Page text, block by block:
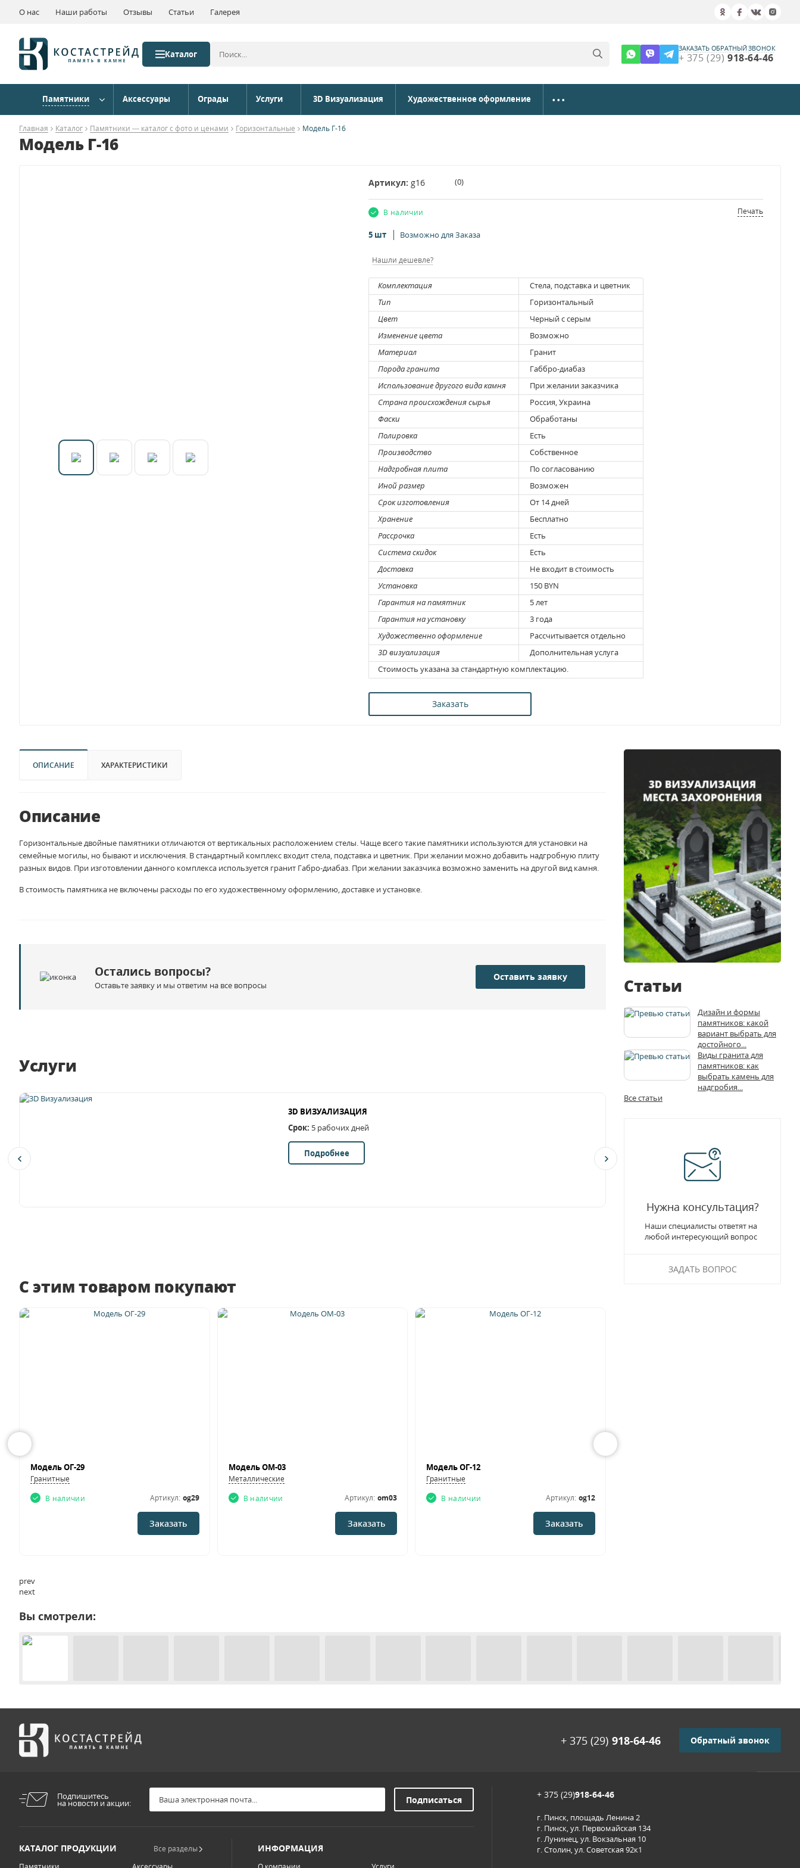
О нас Наши работы Отзывы Статьи Галерея
Каталог
ЗАКАЗАТЬ ОБРАТНЫЙ ЗВОНОК
+ 375 (29) 918-64-46
Памятники Аксессуары Ограды Услуги 3D Визуализация Художественное оформление • • •
Главная Каталог Памятники — каталог с фото и ценами Горизонтальные Модель Г-16
Модель Г-16
Артикул: g16 (0)
Печать
В наличии
5 шт Возможно для Заказа
Нашли дешевле?
Комплектация
Стела, подставка и цветник
Тип
Горизонтальный
Цвет
Черный с серым
Изменение цвета
Возможно
Материал
Гранит
Порода гранита
Габбро-диабаз
Использование другого вида камня
При желании заказчика
Страна происхождения сырья
Россия, Украина
Фаски
Обработаны
Полировка
Есть
Производство
Собственное
Надгробная плита
По согласованию
Иной размер
Возможен
Срок изготовления
От 14 дней
Хранение
Бесплатно
Рассрочка
Есть
Система скидок
Есть
Доставка
Не входит в стоимость
Установка
150 BYN
Гарантия на памятник
5 лет
Гарантия на установку
3 года
Художественно оформление
Рассчитывается отдельно
3D визуализация
Дополнительная услуга
Стоимость указана за стандартную комплектацию.
Заказать
ОПИСАНИЕ ХАРАКТЕРИСТИКИ
Описание
Горизонтальные двойные памятники отличаются от вертикальных расположением стелы. Чаще всего такие памятники используются для установки на
семейные могилы, но бывают и исключения. В стандартный комплекс входит стела, подставка и цветник. При желании можно добавить надгробную плиту
разных видов. При изготовлении данного комплекса используется гранит Габро-диабаз. При желании заказчика возможно заменить на другой вид камня.
В стоимость памятника не включены расходы по его художественному оформлению, доставке и установке.
Остались вопросы?
Оставьте заявку и мы ответим на все вопросы
Оставить заявку
Услуги
3D ВИЗУАЛИЗАЦИЯ
Срок: 5 рабочих дней
Подробнее
С этим товаром покупают
Модель ОГ-29
Гранитные
В наличии
Артикул: og29
Заказать
Модель ОМ-03
Металлические
В наличии
Артикул: om03
Заказать
Модель ОГ-12
Гранитные
В наличии
Артикул: og12
Заказать
prev
next
Статьи
Дизайн и формы
памятников: какой
вариант выбрать для
достойного...
Виды гранита для
памятников: как
выбрать камень для
надгробия...
Все статьи
Нужна консультация?
Наши специалисты ответят на
любой интересующий вопрос
ЗАДАТЬ ВОПРОС
Вы смотрели:
+ 375 (29) 918-64-46 Обратный звонок
Подпишитесь
на новости и акции:
КАТАЛОГ ПРОДУКЦИИ
Все разделы
ИНФОРМАЦИЯ
+ 375 (29)918-64-46
г. Пинск, площадь Ленина 2
г. Пинск, ул. Первомайская 134
г. Лунинец, ул. Вокзальная 10
г. Столин, ул. Советская 92к1